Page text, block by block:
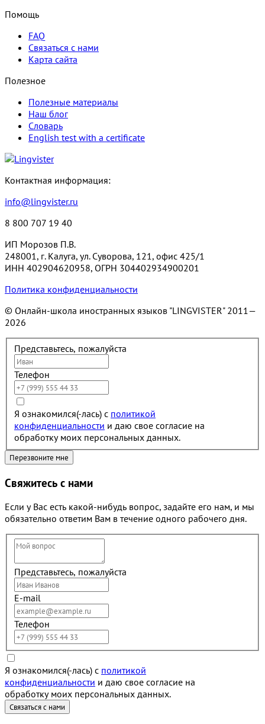
Помощь
FAQ
Связаться с нами
Карта сайта
Полезное
Полезные материалы
Наш блог
Словарь
English test with a certificate
Контактная информация:
info@lingvister.ru
8 800 707 19 40
ИП Морозов П.В.
248001, г. Калуга, ул. Суворова, 121, офис 425/1
ИНН 402904620958, ОГРН 304402934900201
Политика конфиденциальности
© Онлайн-школа иностранных языков "LINGVISTER" 2011—
2026
Представьтесь, пожалуйста
Телефон
Я ознакомился(-лась) с политикой
конфиденциальности и даю свое согласие на
обработку моих персональных данных.
Свяжитесь с нами
Если у Вас есть какой-нибудь вопрос, задайте его нам, и мы
обязательно ответим Вам в течение одного рабочего дня.
Представьтесь, пожалуйста
E-mail
Телефон
Я ознакомился(-лась) с политикой
конфиденциальности и даю свое согласие на
обработку моих персональных данных.